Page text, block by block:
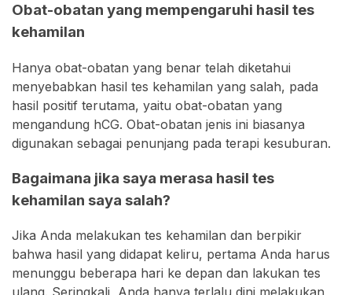
Obat-obatan yang mempengaruhi hasil tes
kehamilan
Hanya obat-obatan yang benar telah diketahui
menyebabkan hasil tes kehamilan yang salah, pada
hasil positif terutama, yaitu obat-obatan yang
mengandung hCG. Obat-obatan jenis ini biasanya
digunakan sebagai penunjang pada terapi kesuburan.
Bagaimana jika saya merasa hasil tes
kehamilan saya salah?
Jika Anda melakukan tes kehamilan dan berpikir
bahwa hasil yang didapat keliru, pertama Anda harus
menunggu beberapa hari ke depan dan lakukan tes